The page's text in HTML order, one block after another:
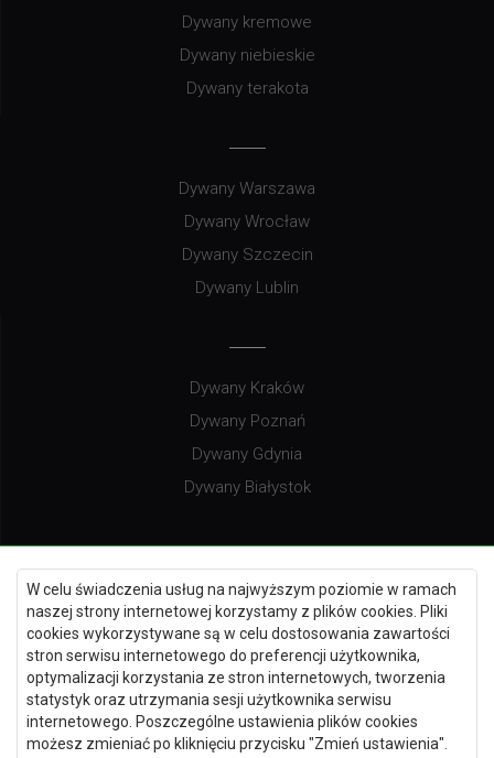
W celu świadczenia usług na najwyższym poziomie w ramach
naszej strony internetowej korzystamy z plików cookies. Pliki
cookies wykorzystywane są w celu dostosowania zawartości
stron serwisu internetowego do preferencji użytkownika,
optymalizacji korzystania ze stron internetowych, tworzenia
statystyk oraz utrzymania sesji użytkownika serwisu
internetowego. Poszczególne ustawienia plików cookies
możesz zmieniać po kliknięciu przycisku "Zmień ustawienia".
Dywany kremowe
Dywany niebieskie
Dywany terakota
Dywany Warszawa
Dywany Wrocław
Dywany Szczecin
Dywany Lublin
Dywany Kraków
Dywany Poznań
Dywany Gdynia
Dywany Białystok
Dywany Kielce
Dywany Gdańsk
Dywany Toruń
Dywany Bydgoszcz